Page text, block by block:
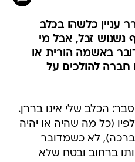
עניין כלשהו בכלב
נשנוש זבל, אבל מי
באשמה הורית או
להולכים על
הכלב שלי אינו בררן.
(כל מה שהיה או יהיה
לא כשמדובר
ברחוב ובטח שלא